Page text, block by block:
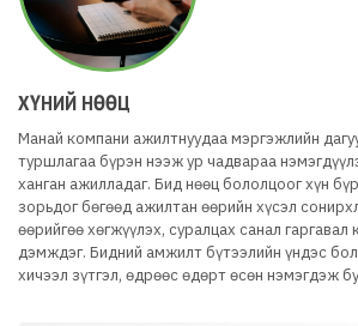
ХҮНИЙ НӨӨЦ
Манай компани ажилтнуудаа мэргэжлийн
туршлагаа бүрэн нээж ур чадвараа
ханган ажилладаг. Бид нөөц бололцоог хүн
зорьдог бөгөөд ажилтан өөрийн хүсэл
өөрийгөө хөгжүүлэх, суралцах санал
дэмждэг. Бидний амжилт бүтээлийн үндэс
хичээл зүтгэл, өдрөөс өдөрт өсөн нэмэгдэж